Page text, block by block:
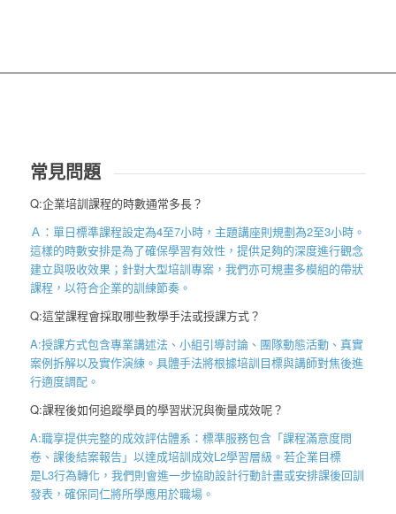
常見問題
Q:企業培訓課程的時數通常多長？
Ａ：單日標準課程設定為4至7小時，主題講座則規劃為2至3小時。
這樣的時數安排是為了確保學習有效性，提供足夠的深度進行觀念
建立與吸收效果；針對大型培訓專案，我們亦可規畫多模組的帶狀
課程，以符合企業的訓練節奏。
Q:這堂課程會採取哪些教學手法或授課方式？
A:授課方式包含專業講述法、小組引導討論、團隊動態活動、真實
案例拆解以及實作演練。具體手法將根據培訓目標與講師對焦後進
行適度調配。
Q:課程後如何追蹤學員的學習狀況與衡量成效呢？
A:職享提供完整的成效評估體系：標準服務包含「課程滿意度問
卷、課後結案報告」以達成培訓成效L2學習層級。若企業目標
是L3行為轉化，我們則會進一步協助設計行動計畫或安排課後回訓
發表，確保同仁將所學應用於職場。